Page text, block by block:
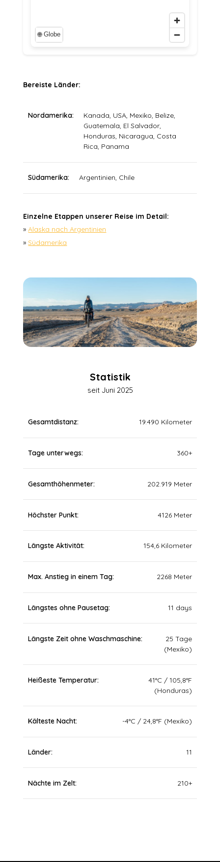
Bereiste Länder:
Nordamerika
Kanada, USA, Mexiko, Belize,
Guatemala, El Salvador,
Honduras, Nicaragua, Costa
Rica, Panama
Südamerika Argentinien, Chile
Einzelne Etappen unserer Reise im Detail:
»Alaska nach Argentinien
»Südamerika
Statistik
seit Juni 2025
Gesamtdistanz 19.490 Kilometer
Tage unterwegs 360+
Gesamthöhenmeter 202.919 Meter
Höchster Punkt 4126 Meter
Längste Aktivität 154,6 Kilometer
Max. Anstieg in einem Tag 2268 Meter
Längstes ohne Pausetag 11 days
Längste Zeit ohne Waschmaschine
25 Tage
(Mexiko)
Heißeste Temperatur
41°C / 105,8°F
(Honduras)
Kälteste Nacht -4°C / 24,8°F (Mexiko)
Länder 11
Nächte im Zelt 210+